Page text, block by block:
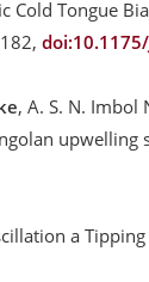
Cold Tongue
doi:10.1175/
, A. S. N. Imbol
upwelling
a